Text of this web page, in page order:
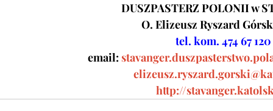
DUSZPASTERZ POLONII w
O. Elizeusz Ryszard
tel. kom. 474 67 120
email:
http://